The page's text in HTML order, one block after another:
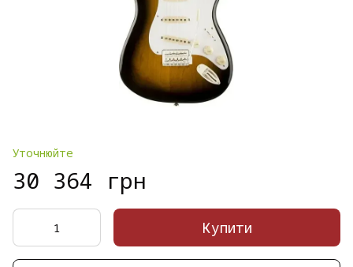
Уточнюйте
30 364 грн
Купити